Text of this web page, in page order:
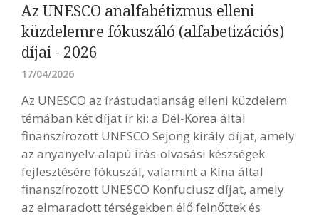
Az UNESCO analfabétizmus elleni
küzdelemre fókuszáló (alfabetizációs)
díjai - 2026
17/04/2026
Az UNESCO az írástudatlanság elleni küzdelem
témában két díjat ír ki: a Dél-Korea által
finanszírozott UNESCO Sejong király díjat, amely
az anyanyelv-alapú írás-olvasási készségek
fejlesztésére fókuszál, valamint a Kína által
finanszírozott UNESCO Konfuciusz díjat, amely
az elmaradott térségekben élő felnőttek és